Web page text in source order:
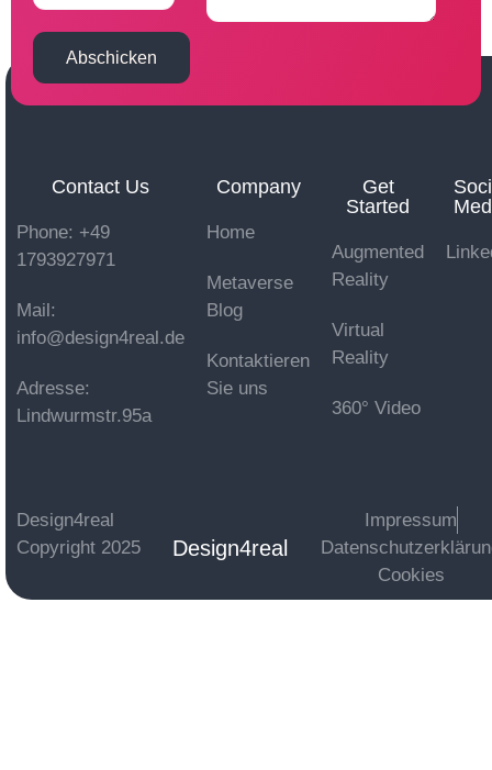
Abschicken
Contact Us
Phone: +49
1793927971
Mail:
info@design4real.de
Adresse:
Lindwurmstr.95a
Company
Home
Metaverse
Blog
Kontaktieren
Sie uns
Get
Started
Augmented
Reality
Virtual
Reality
360° Video
Design4real
Copyright 2025
Design4real
Impressum
Cookies